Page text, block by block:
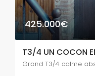
425.000€